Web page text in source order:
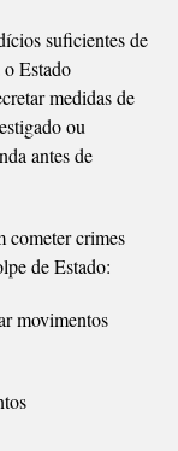
suficientes de
Estado
medidas de
ou
antes de
cometer crimes
de Estado:
movimentos